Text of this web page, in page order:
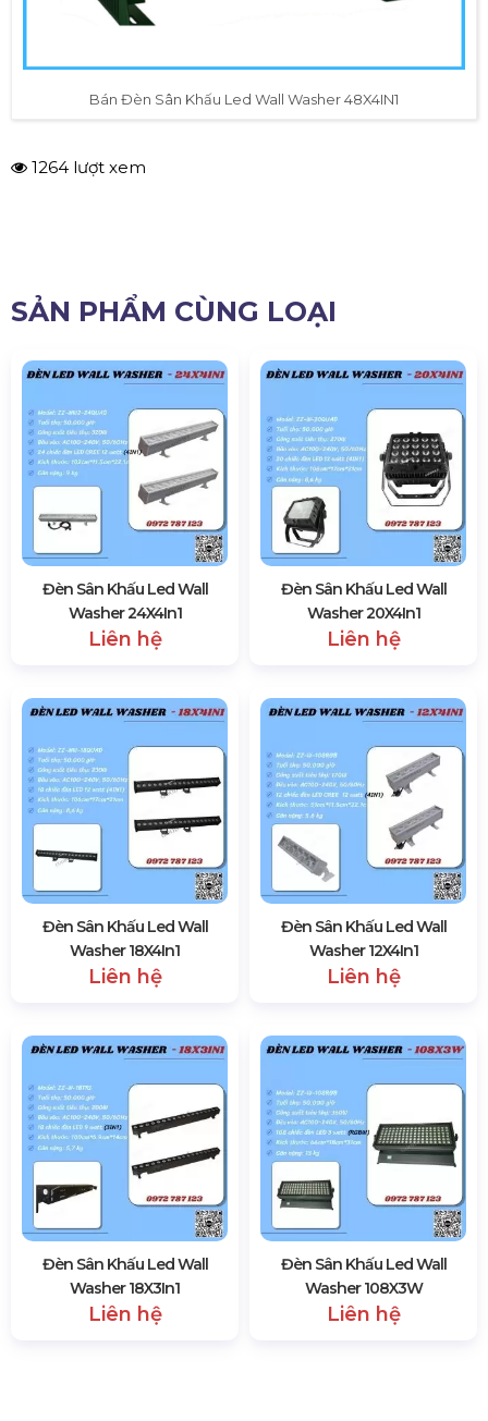
Bán Đèn Sân Khấu Led Wall Washer 48X4IN1
1264 lượt xem
SẢN PHẨM CÙNG LOẠI
Đèn Sân Khấu Led Wall
Washer 24X4In1
Liên hệ
Đèn Sân Khấu Led Wall
Washer 20X4In1
Liên hệ
Đèn Sân Khấu Led Wall
Washer 18X4In1
Liên hệ
Đèn Sân Khấu Led Wall
Washer 12X4In1
Liên hệ
Đèn Sân Khấu Led Wall
Washer 18X3In1
Liên hệ
Đèn Sân Khấu Led Wall
Washer 108X3W
Liên hệ